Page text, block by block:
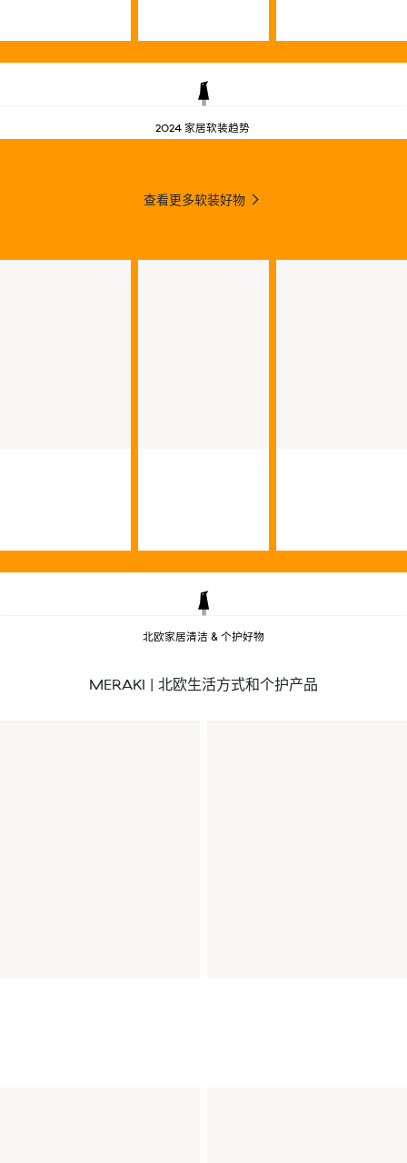
2024 家居软装趋势
查看更多软装好物
北欧家居清洁 & 个护好物
MERAKI | 北欧生活方式和个护产品